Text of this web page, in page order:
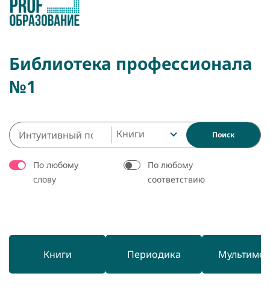
Библиотека профессионала
№1
Книги Поиск
По любому
слову
По любому
соответствию
Книги Периодика